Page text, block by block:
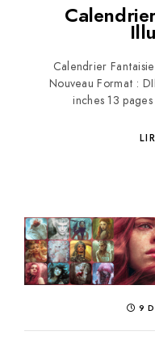
Calendrier
Nouveau Format :
inches 13
9